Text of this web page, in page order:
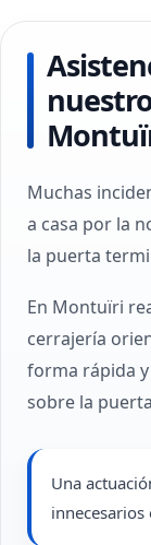
Muchas
a casa por la
la puerta
En Montuïri
cerrajería
forma rápida
sobre la
Una